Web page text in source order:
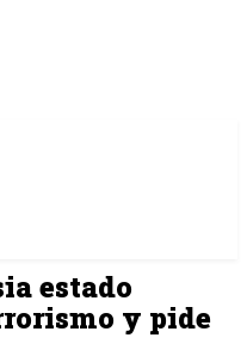
estado
y pide